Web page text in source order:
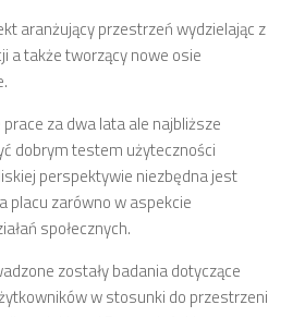
aranżujący przestrzeń wydzielając z
a także tworzący nowe osie
za dwa lata ale najbliższe
dobrym testem użyteczności
perspektywie niezbędna jest
placu zarówno w aspekcie
społecznych.
zostały badania dotyczące
w stosunki do przestrzeni